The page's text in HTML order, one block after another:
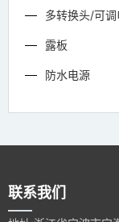
多转换头/可
露板
防水电源
联系我们